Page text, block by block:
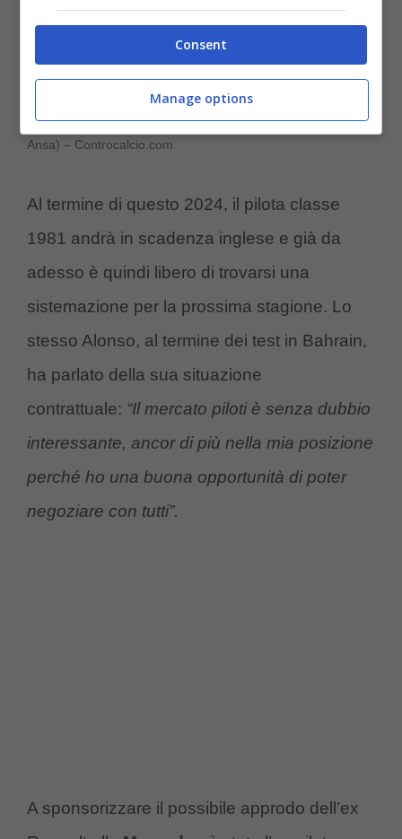
Mercedes, Alonso il possibile sostituto di Hamilton (Foto
Ansa) – Controcalcio.com
Al termine di questo 2024, il pilota classe
1981 andrà in scadenza inglese e già da
adesso è quindi libero di trovarsi una
sistemazione per la prossima stagione. Lo
stesso Alonso, al termine dei test in Bahrain,
ha parlato della sua situazione
contrattuale: “Il mercato piloti è senza dubbio
interessante, ancor di più nella mia posizione
perché ho una buona opportunità di poter
negoziare con tutti”.
A sponsorizzare il possibile approdo dell’ex
Consent
Manage options